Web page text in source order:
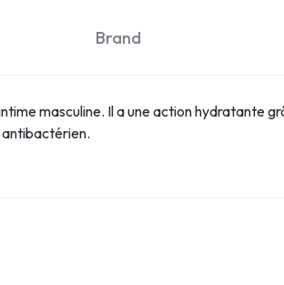
Brand
masculine. Il a une action hydratante
antibactérien.